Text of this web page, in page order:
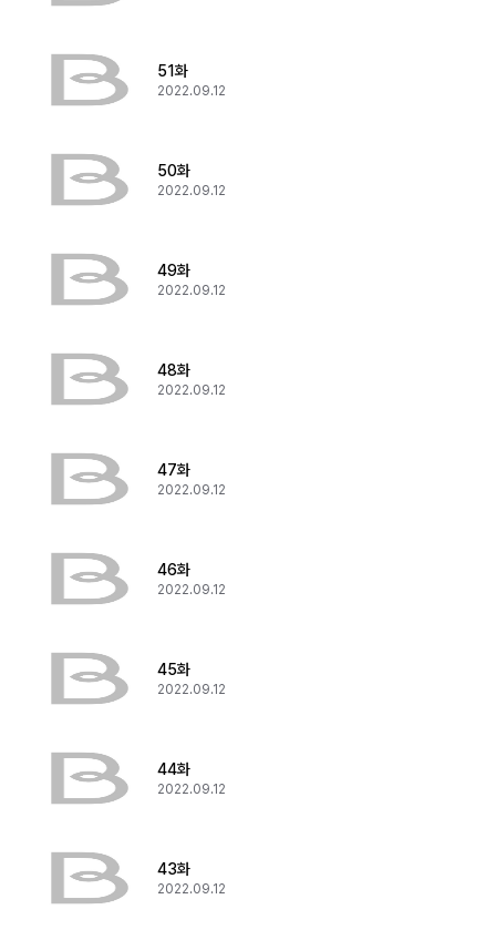
51화
2022.09.12
50화
2022.09.12
49화
2022.09.12
48화
2022.09.12
47화
2022.09.12
46화
2022.09.12
45화
2022.09.12
44화
2022.09.12
43화
2022.09.12